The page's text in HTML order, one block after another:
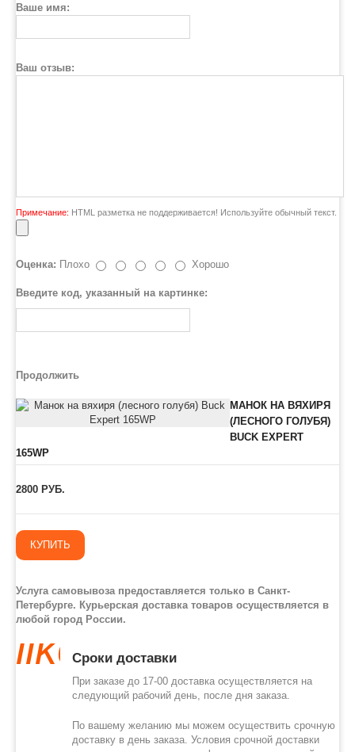
Ваше имя:
Ваш отзыв:
Примечание: HTML разметка не поддерживается! Используйте обычный текст.
Оценка: Плохо Хорошо
Введите код, указанный на картинке:
Продолжить
МАНОК НА ВЯХИРЯ
(ЛЕСНОГО ГОЛУБЯ)
BUCK EXPERT
165WP
2800 РУБ.
КУПИТЬ
Услуга самовывоза предоставляется только в Санкт-
Петербурге. Курьерская доставка товаров осуществляется в
любой город России.
likeСроки доставки
При заказе до 17-00 доставка осуществляется на
следующий рабочий день, после дня заказа.
По вашему желанию мы можем осуществить срочную
доставку в день заказа. Условия срочной доставки